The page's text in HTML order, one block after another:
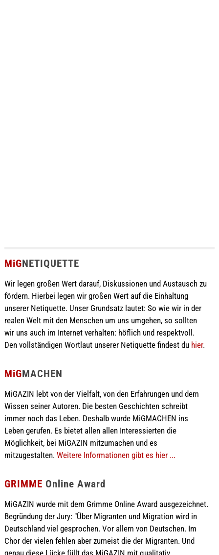
MiGNETIQUETTE
Wir legen großen Wert darauf, Diskussionen und Austausch zu
fördern. Hierbei legen wir großen Wert auf die Einhaltung
unserer Netiquette. Unser Grundsatz lautet: So wie wir in der
realen Welt mit den Menschen um uns umgehen, so sollten
wir uns auch im Internet verhalten: höflich und respektvoll.
Den vollständigen Wortlaut unserer Netiquette findest du hier.
MiGMACHEN
MiGAZIN lebt von der Vielfalt, von den Erfahrungen und dem
Wissen seiner Autoren. Die besten Geschichten schreibt
immer noch das Leben. Deshalb wurde MiGMACHEN ins
Leben gerufen. Es bietet allen allen Interessierten die
Möglichkeit, bei MiGAZIN mitzumachen und es
mitzugestalten. Weitere Informationen gibt es hier ...
GRIMME Online Award
MiGAZIN wurde mit dem Grimme Online Award ausgezeichnet.
Begründung der Jury: "Über Migranten und Migration wird in
Deutschland viel gesprochen. Vor allem von Deutschen. Im
Chor der vielen fehlen aber zumeist die der Migranten. Und
genau diese Lücke füllt das MiGAZIN mit qualitativ